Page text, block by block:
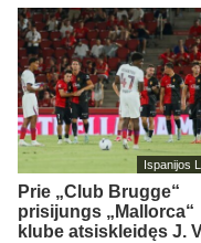
Ispanijos
Prie „Club Brugge“
prisijungs „Mallorca“
klube atsiskleidęs J.